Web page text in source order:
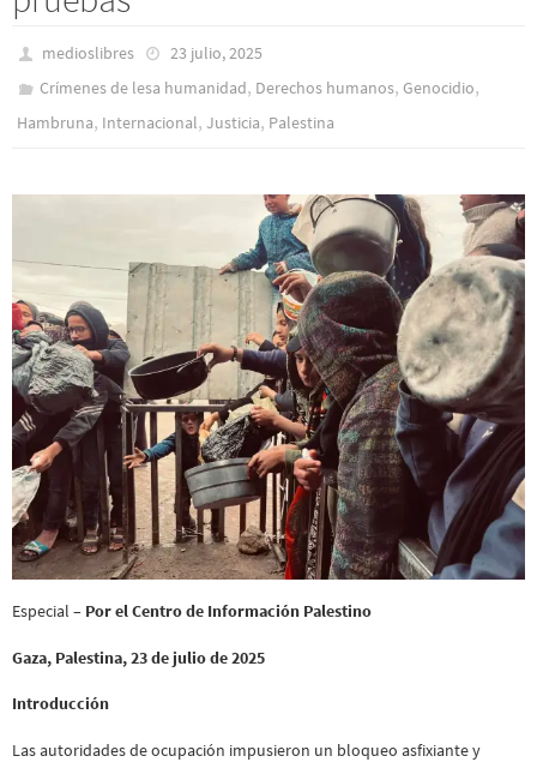
medioslibres
23 julio, 2025
Crímenes de lesa humanidad, Derechos humanos,Genocidio,
Hambruna, Internacional, Justicia, Palestina
Especial – Por el Centro de Información Palestino
Gaza, Palestina, 23 de julio de 2025
Introducción
Las autoridades de ocupación impusieron un bloqueo asfixiante y